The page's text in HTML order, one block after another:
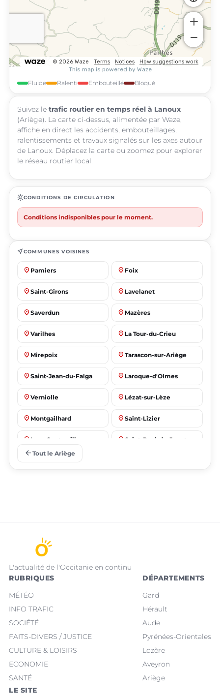
Fluide Ralenti Embouteillé Bloqué
Suivez le trafic routier en temps réel à Lanoux
(Ariège). La carte ci-dessus, alimentée par Waze,
affiche en direct les accidents, embouteillages,
ralentissements et travaux signalés sur les axes autour
de Lanoux. Déplacez la carte ou zoomez pour explorer
le réseau routier local.
routineCONDITIONS DE CIRCULATION
Conditions indisponibles pour le moment.
near_meCOMMUNES VOISINES
place Pamiers place Foix
place Saint-Girons place Lavelanet
place Saverdun place Mazères
place Varilhes place La Tour-du-Crieu
place Mirepoix place Tarascon-sur-Ariège
place Saint-Jean-du-Falga place Laroque-d'Olmes
place Verniolle place Lézat-sur-Lèze
place Montgailhard place Saint-Lizier
place Lorp-Sentaraille place Saint-Paul-de-Jarrat
arrow_back Tout le Ariège
L'actualité de l'Occitanie en continu
RUBRIQUES
MÉTÉO
INFO TRAFIC
SOCIÉTÉ
FAITS-DIVERS / JUSTICE
CULTURE & LOISIRS
ECONOMIE
SANTÉ
DÉPARTEMENTS
Gard
Hérault
Aude
Pyrénées-Orientales
Lozère
Aveyron
Ariège
LE SITE